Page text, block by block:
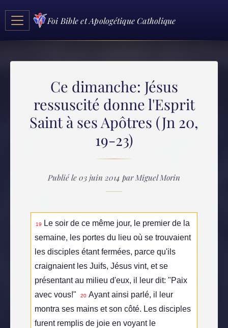
Foi Bible et Apologétique Catholique
Ce dimanche: Jésus
ressuscité donne l'Esprit
Saint à ses Apôtres (Jn 20,
19-23)
Publié le 03 juin 2014 par Miguel Morin
19
Le soir de ce même jour, le premier de la
semaine, les portes du lieu où se trouvaient
les disciples étant fermées, parce qu'ils
craignaient les Juifs, Jésus vint, et se
présentant au milieu d'eux, il leur dit: "Paix
avec vous!"
20 Ayant ainsi parlé, il leur
montra ses mains et son côté. Les disciples
furent remplis de joie en voyant le